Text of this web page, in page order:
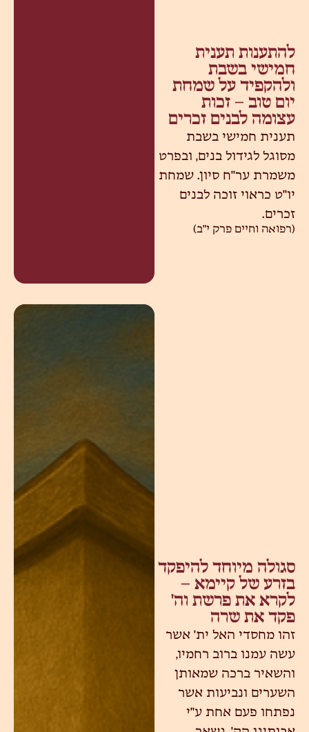
להתענות תענית
חמישי בשבת
ולהקפיד על שמחת
יום טוב – זכות
עצומה לבנים זכרים
תענית חמישי בשבת
מסוגל לגידול בנים, ובפרט
משמרת ער"ח סיון. שמחת
יו"ט כראוי זוכה לבנים
זכרים.
(רפואה וחיים פרק י"ב)
סגולה מיוחד להיפקד
בזרע של קיימא –
לקרא את פרשת וה'
פקד את שרה
זהו מחסדי האל ית' אשר
עשה עמנו ברוב רחמיו,
והשאיר ברכה שמאותן
השערים ונביעות אשר
נפתחו פעם אחת ע"י